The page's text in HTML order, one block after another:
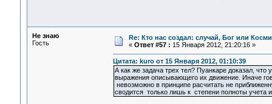
Не знаю
Гость
Re: Кто нас создал: случай, Бог или
« Ответ #57 : 15 Января 2012, 21:20:16 »
Цитата: kuro от 15 Января 2012, 01:10:39
А как же задача трех тел? Пуанкаре доказал,
выражения описывающего их движение. Иначе
невозможно в принципе расчитать не
сводится только лишь к степени полноты учета